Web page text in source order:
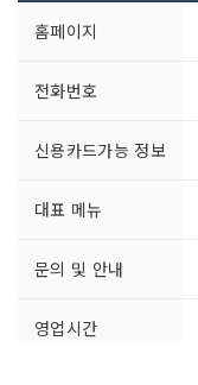
홈페이지
전화번호
신용카드가능 정보
대표 메뉴
문의 및 안내
영업시간